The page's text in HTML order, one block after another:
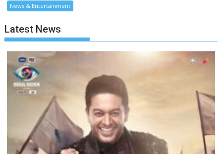
News & Entertainment
Latest News